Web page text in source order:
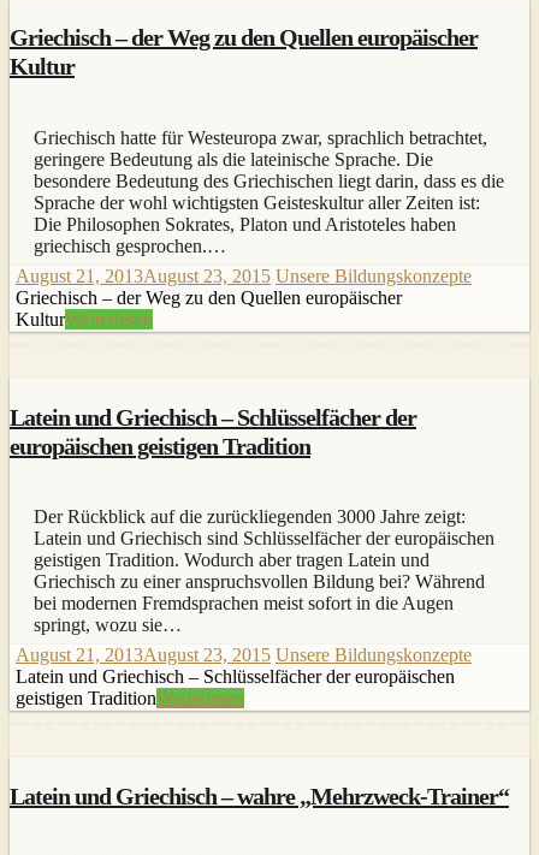
Griechisch – der Weg zu den Quellen europäischer
Kultur
Griechisch hatte für Westeuropa zwar, sprachlich betrachtet,
geringere Bedeutung als die lateinische Sprache. Die
besondere Bedeutung des Griechischen liegt darin, dass es die
Sprache der wohl wichtigsten Geisteskultur aller Zeiten ist:
Die Philosophen Sokrates, Platon und Aristoteles haben
griechisch gesprochen.…
August 21, 2013August 23, 2015 Unsere Bildungskonzepte
Griechisch – der Weg zu den Quellen europäischer
KulturWeiterlesen
Latein und Griechisch – Schlüsselfächer der
europäischen geistigen Tradition
Der Rückblick auf die zurückliegenden 3000 Jahre zeigt:
Latein und Griechisch sind Schlüsselfächer der europäischen
geistigen Tradition. Wodurch aber tragen Latein und
Griechisch zu einer anspruchsvollen Bildung bei? Während
bei modernen Fremdsprachen meist sofort in die Augen
springt, wozu sie…
August 21, 2013August 23, 2015 Unsere Bildungskonzepte
Latein und Griechisch – Schlüsselfächer der europäischen
geistigen TraditionWeiterlesen
Latein und Griechisch – wahre „Mehrzweck-Trainer“